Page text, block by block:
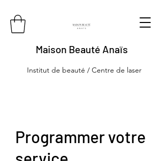
Maison Beauté Anaïs
Institut de beauté / Centre de laser
Programmer votre